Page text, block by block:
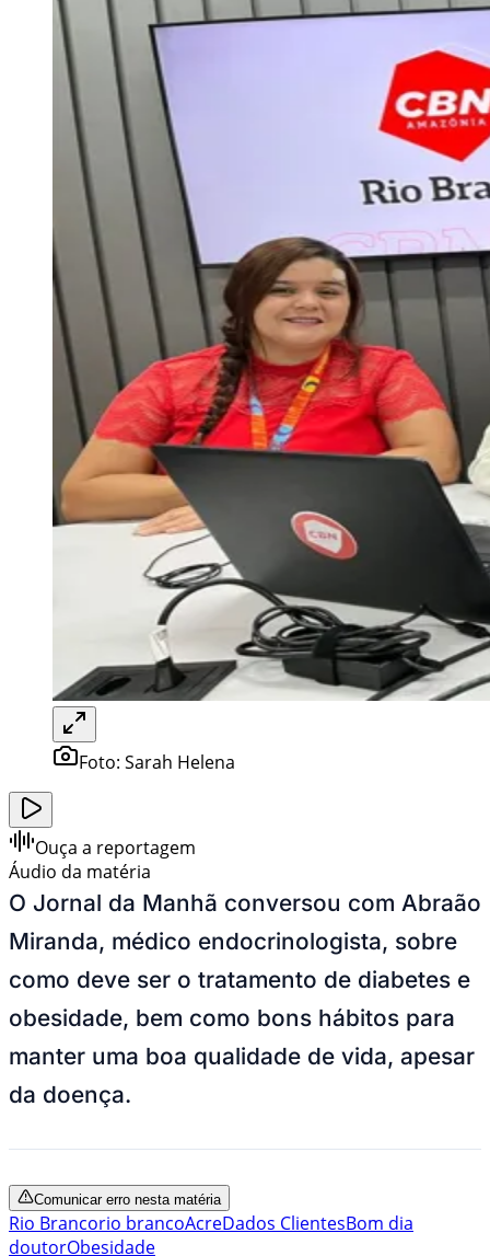
Foto: Sarah Helena
Ouça a reportagem
Áudio da matéria
O Jornal da Manhã conversou com Abraão
Miranda, médico endocrinologista, sobre
como deve ser o tratamento de diabetes e
obesidade, bem como bons hábitos para
manter uma boa qualidade de vida, apesar
da doença.
Comunicar erro nesta matéria
Rio Brancorio brancoAcreDados ClientesBom dia
doutorObesidade